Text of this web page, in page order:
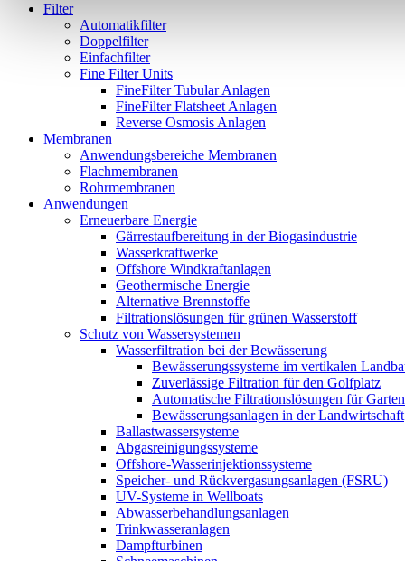
Filter
Automatikfilter
Doppelfilter
Einfachfilter
Fine Filter Units
FineFilter Tubular Anlagen
FineFilter Flatsheet Anlagen
Reverse Osmosis Anlagen
Membranen
Anwendungsbereiche Membranen
Flachmembranen
Rohrmembranen
Anwendungen
Erneuerbare Energie
Gärrestaufbereitung in der Biogasindustrie
Wasserkraftwerke
Offshore Windkraftanlagen
Geothermische Energie
Alternative Brennstoffe
Filtrationslösungen für grünen Wasserstoff
Schutz von Wassersystemen
Wasserfiltration bei der Bewässerung
Bewässerungssysteme im vertikalen
Zuverlässige Filtration für den Golfplatz
Automatische Filtrationslösungen für
Bewässerungsanlagen in der Landwirtschaft
Ballastwassersysteme
Abgasreinigungssysteme
Offshore-Wasserinjektionssysteme
Speicher- und Rückvergasungsanlagen (FSRU)
UV-Systeme in Wellboats
Abwasserbehandlungsanlagen
Trinkwasseranlagen
Dampfturbinen